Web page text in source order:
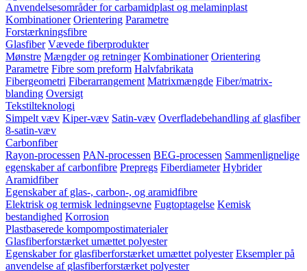
Anvendelsesområder for carbamidplast og melaminplast
Kombinationer Orientering Parametre
Forstærkningsfibre
Glasfiber Vævede fiberprodukter
Mønstre Mængder og retninger Kombinationer Orientering
Parametre Fibre som preform Halvfabrikata
Fibergeometri Fiberarrangement Matrixmængde Fiber/matrix-
blanding Oversigt
Tekstilteknologi
Simpelt væv Kiper-væv Satin-væv Overfladebehandling af glasfiber
8-satin-væv
Carbonfiber
Rayon-processen PAN-processen BEG-processen Sammenlignelige
egenskaber af carbonfibre Prepregs Fiberdiameter Hybrider
Aramidfiber
Egenskaber af glas-, carbon-, og aramidfibre
Elektrisk og termisk ledningsevne Fugtoptagelse Kemisk
bestandighed Korrosion
Plastbaserede kompompostimaterialer
Glasfiberforstærket umættet polyester
Egenskaber for glasfiberforstærket umættet polyester Eksempler på
anvendelse af glasfiberforstærket polyester